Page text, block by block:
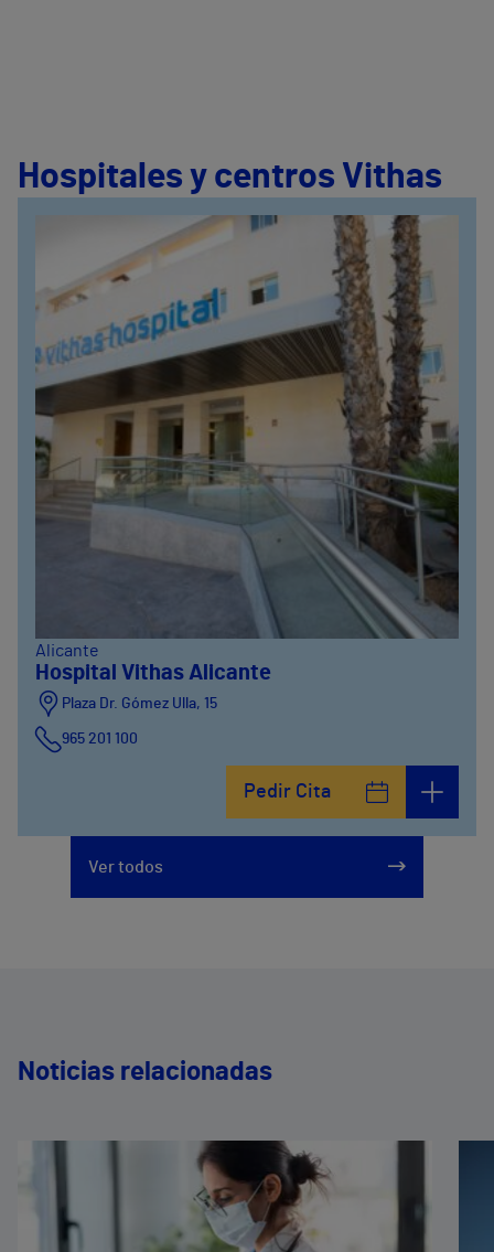
Hospitales y centros Vithas
Alicante
Hospital Vithas Alicante
Plaza Dr. Gómez Ulla, 15
965 201 100
Pedir Cita
Ver todos
Noticias relacionadas